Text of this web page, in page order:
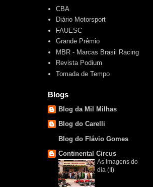
CBA
Diário Motorsport
FAUESC
Grande Prêmio
MBR - Marcas Brasil Racing
Revista Podium
Tomada de Tempo
Blogs
Blog da Mil Milhas
Blog do Carelli
Blog do Flávio Gomes
Continental Circus
As imagens do
dia (II)